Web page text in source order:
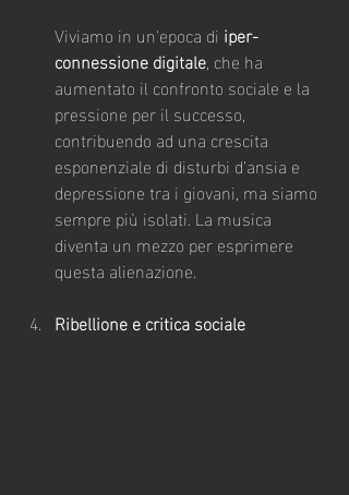
Viviamo in un'epoca di iper-
connessione digitale, che ha
aumentato il confronto sociale e la
pressione per il successo,
contribuendo ad una crescita
esponenziale di disturbi d’ansia e
depressione tra i giovani, ma siamo
sempre più isolati. La musica
diventa un mezzo per esprimere
questa alienazione.
Ribellione e critica sociale